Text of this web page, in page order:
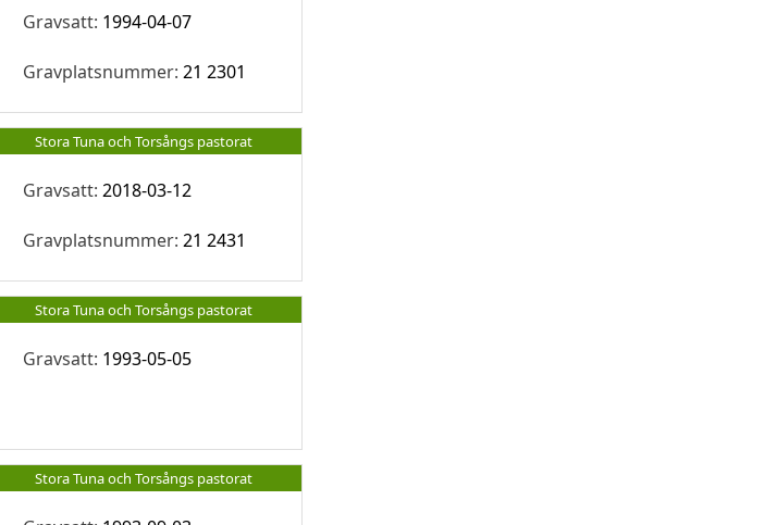
Gravsatt: 1994-04-07
Gravplatsnummer: 21 2301
Stora Tuna och Torsångs pastorat
Gravsatt:2018-03-12
Gravplatsnummer: 21 2431
Stora Tuna och Torsångs pastorat
Gravsatt: 1993-05-05
Stora Tuna och Torsångs pastorat